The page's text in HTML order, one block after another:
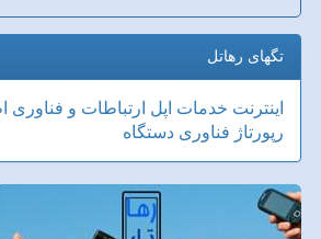
تگهای رهاتل
اینترنت خدمات اپل ارتباطات و فناوری
رپورتاژ فناوری دستگاه